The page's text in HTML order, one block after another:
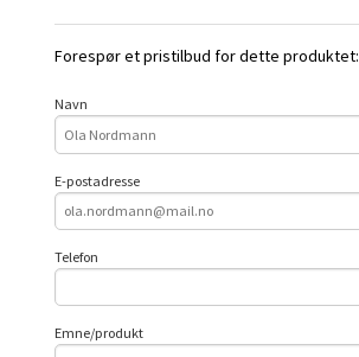
Forespør et pristilbud for dette produktet:
Navn
E-postadresse
Telefon
Emne/produkt